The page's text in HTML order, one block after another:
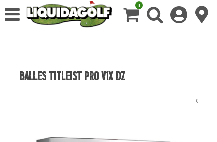
0
BALLES TITLEIST PRO V1X DZ